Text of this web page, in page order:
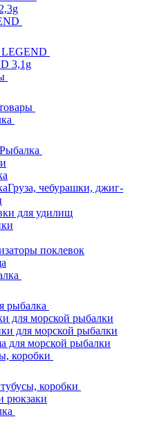
3,1g
чебурашки, джиг-
для удилищ
поклевок
рыбалка
для морской рыбалки
для морской рыбалки
для морской рыбалки
коробки
коробки
рюкзаки